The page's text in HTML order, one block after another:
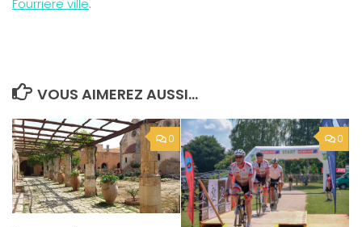
Fourriere ville.
VOUS AIMEREZ AUSSI...
0 0